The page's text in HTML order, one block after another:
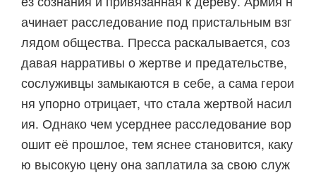
ачинает расследование под пристальным взг
лядом общества. Пресса раскалывается, соз
давая нарративы о жертве и предательстве,
сослуживцы замыкаются в себе, а сама герои
ня упорно отрицает, что стала жертвой насил
ия. Однако чем усерднее расследование вор
ошит её прошлое, тем яснее становится, каку
ю высокую цену она заплатила за свою служ